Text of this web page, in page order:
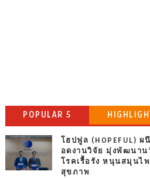
POPULAR 5
โฮปฟูล (HOPEFUL) ผ
อดงานวิจัย มุ่งพัฒนาน
โรคเรื้อรัง หนุนสมุนไ
สุขภาพ